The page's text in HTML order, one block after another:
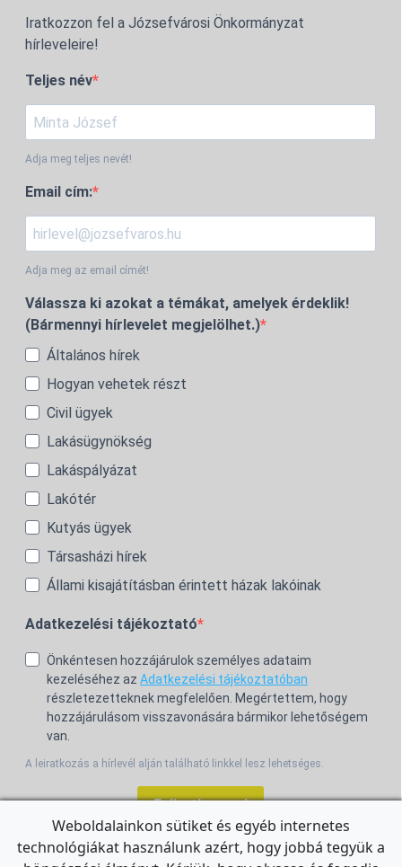
Iratkozzon fel a Józsefvárosi Önkormányzat
hírleveleire!
Teljes név
Adja meg teljes nevét!
Email cím:
Adja meg az email címét!
Válassza ki azokat a témákat, amelyek érdeklik!
(Bármennyi hírlevelet megjelölhet.)
Általános hírek
Hogyan vehetek részt
Civil ügyek
Lakásügynökség
Lakáspályázat
Lakótér
Kutyás ügyek
Társasházi hírek
Állami kisajátításban érintett házak lakóinak
Adatkezelési tájékoztató
Önkéntesen hozzájárulok személyes adataim
kezeléséhez az Adatkezelési tájékoztatóban
részletezetteknek megfelelően. Megértettem, hogy
hozzájárulásom visszavonására bármikor lehetőségem
van.
A leiratkozás a hírlevél alján található linkkel lesz lehetséges.
Feliratkozom!
Weboldalainkon sütiket és egyéb internetes
technológiákat használunk azért, hogy jobbá tegyük a